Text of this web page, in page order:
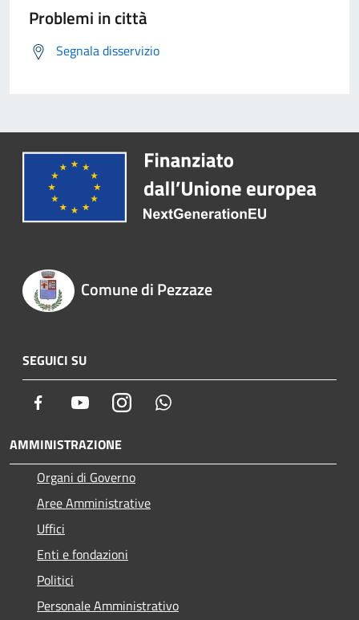
Problemi in città
Segnala disservizio
Comune di Pezzaze
SEGUICI SU
Facebook YoutubeInstagram
AMMINISTRAZIONE
Organi di Governo
Aree Amministrative
Uffici
Enti e fondazioni
Politici
Personale Amministrativo